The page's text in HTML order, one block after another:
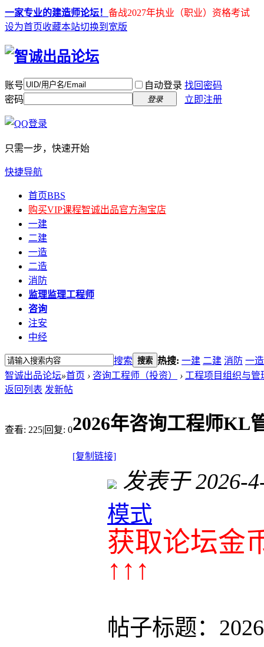
一家专业的建造师论坛！ 备战2027年执业（职业）资格考试
设为首页收藏本站切换到宽版
账号 自动登录 找回密码
密码
登录 立即注册
只需一步，快速开始
快捷导航
首页BBS
购买VIP课程智诚出品官方淘宝店
一建
二建
一造
二造
消防
监理监理工程师
咨询
注安
中经
搜索 搜索 热搜: 一建 二建 消防 一造
智诚出品论坛»首页 › 咨询工程师（投资） › 工程项目组织与管
返回列表 发新帖
查看: 225|回复: 02026年咨询工程师KL
[复制链接]
发表于 2026-
模式
获取论坛金
↑↑↑
帖子标题：